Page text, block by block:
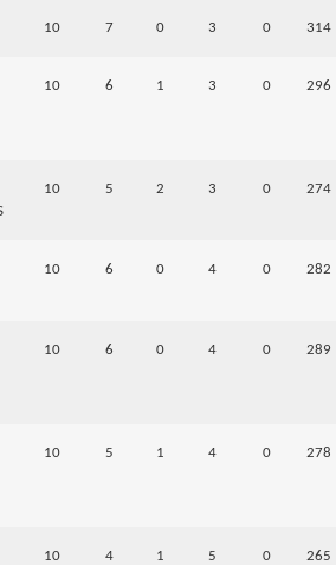
10 7 0 3 0 314
10 6 1 3 0 296
10 5 2 3 0 274
10 6 0 4 0 282
10 6 0 4 0 289
10 5 1 4 0 278
10 4 1 5 0 265